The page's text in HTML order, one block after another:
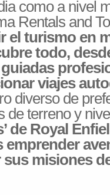
como a nivel
Rentals and
el turismo en
todo,
viajes
diverso de
de terreno y
de Royal
misiones